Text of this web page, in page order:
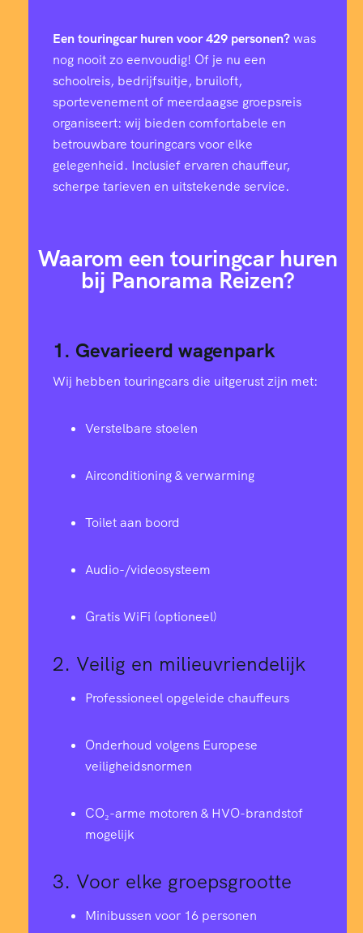
Een touringcar huren voor 429 personen?was
nog nooit zo eenvoudig! Of je nu een
schoolreis, bedrijfsuitje, bruiloft,
sportevenement of meerdaagse groepsreis
organiseert: wij bieden comfortabele en
betrouwbare touringcars voor elke
gelegenheid. Inclusief ervaren chauffeur,
scherpe tarieven en uitstekende service.
Waarom een touringcar huren
bij Panorama Reizen?
1. Gevarieerd wagenpark
Wij hebben touringcars die uitgerust zijn met:
Verstelbare stoelen
Airconditioning & verwarming
Toilet aan boord
Audio-/videosysteem
Gratis WiFi (optioneel)
2. Veilig en milieuvriendelijk
Professioneel opgeleide chauffeurs
Onderhoud volgens Europese
veiligheidsnormen
CO₂-arme motoren & HVO-brandstof
mogelijk
3. Voor elke groepsgrootte
Minibussen voor 16 personen